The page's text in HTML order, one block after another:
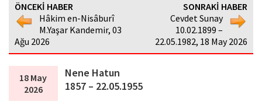
ÖNCEKİ HABER
Hâkim en-Nisâburî
M.Yaşar Kandemir, 03
Ağu 2026
SONRAKİ HABER
Cevdet Sunay
10.02.1899 –
22.05.1982, 18 May 2026
18 May
2026
Nene Hatun
1857 – 22.05.1955